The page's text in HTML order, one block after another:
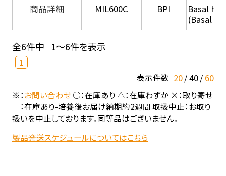
商品詳細
MIL600C BPI
Basal
(Basal
全6件中 1～6件を表示
1
表示件数 20 40 60
※：お問い合わせ○：在庫あり △：在庫わずか ×：取り寄せ
□：在庫あり-培養後お届け納期約2週間 取扱中止：お取り
扱いを中止しております。同等品はございません。
製品発送スケジュールについてはこちら